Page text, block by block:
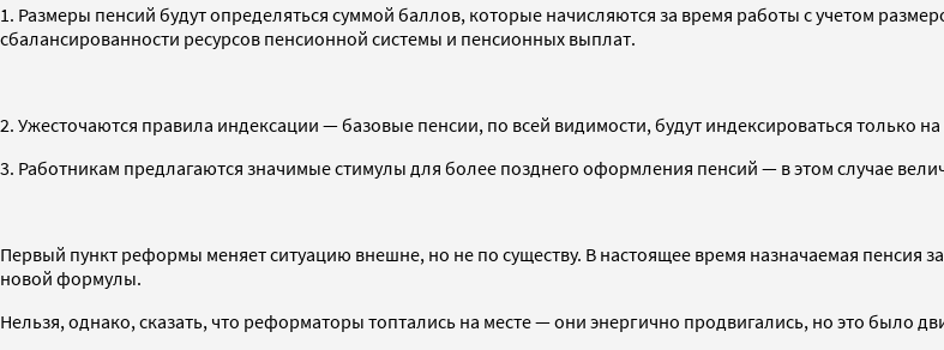
1. Размеры пенсий будут определяться суммой баллов, которые начисляются за время работы с учетом
сбалансированности ресурсов пенсионной системы и пенсионных выплат.
2. Ужесточаются правила индексации — базовые пенсии, по всей видимости, будут индексироваться только
3. Работникам предлагаются значимые стимулы для более позднего оформления пенсий — в этом случае
Первый пункт реформы меняет ситуацию внешне, но не по существу. В настоящее время назначаемая пенсия
новой формулы.
Нельзя, однако, сказать, что реформаторы топтались на месте — они энергично продвигались, но это было